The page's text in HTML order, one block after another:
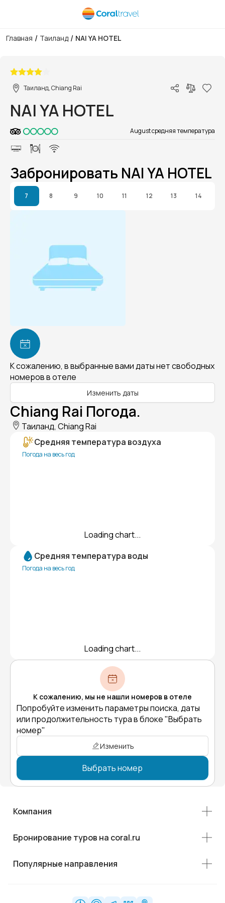
Главная / Таиланд / NAI YA HOTEL
Таиланд, Chiang Rai
NAI YA HOTEL
August средняя температура
Забронировать NAI YA HOTEL
7 8 9 10 11 12 13 14
К сожалению, в выбранные вами даты нет свободных
номеров в отеле
Изменить даты
Chiang Rai Погода.
Таиланд, Chiang Rai
Средняя температура воздуха
Погода на весь год
Loading chart...
Средняя температура воды
Погода на весь год
Loading chart...
К сожалению, мы не нашли номеров в отеле
Попробуйте изменить параметры поиска, даты
или продолжительность тура в блоке "Выбрать
номер"
Изменить
Выбрать номер
Компания
Бронирование туров на coral.ru
Популярные направления